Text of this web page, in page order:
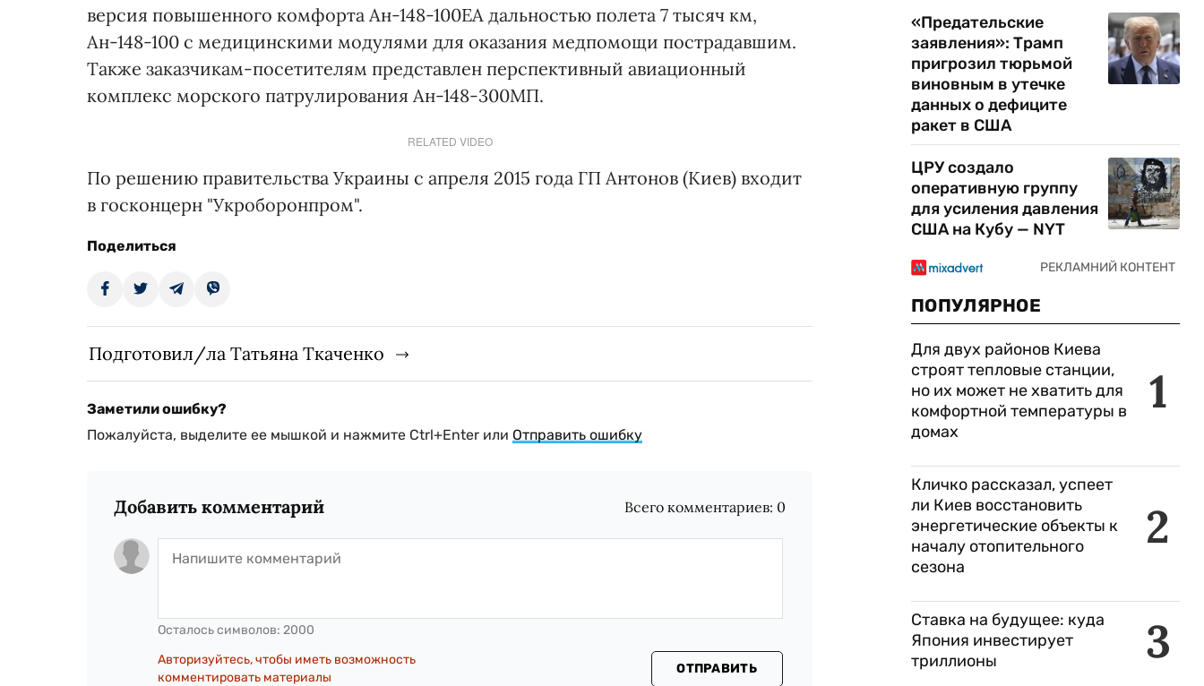
версия повышенного комфорта Ан-148-100ЕА дальностью полета 7 тысяч км,
Ан-148-100 с медицинскими модулями для оказания медпомощи пострадавшим.
Также заказчикам-посетителям представлен перспективный авиационный
комплекс морского патрулирования Ан-148-300МП.
RELATED VIDEO
По решению правительства Украины с апреля 2015 года ГП Антонов (Киев) входит
в госконцерн "Укроборонпром".
Поделиться
Подготовил/ла Татьяна Ткаченко
Заметили ошибку?
Пожалуйста, выделите ее мышкой и нажмите Ctrl+Enter или Отправить ошибку
Добавить комментарий Всего комментариев: 0
Осталось символов: 2000
Авторизуйтесь, чтобы иметь возможность
комментировать материалы
ОТПРАВИТЬ
«Предательские
заявления»: Трамп
пригрозил тюрьмой
виновным в утечке
данных о дефиците
ракет в США
ЦРУ создало
оперативную группу
для усиления давления
США на Кубу — NYT
ПОПУЛЯРНОЕ
1
Для двух районов Киева
строят тепловые станции,
но их может не хватить для
комфортной температуры в
домах
2
Кличко рассказал, успеет
ли Киев восстановить
энергетические объекты к
началу отопительного
сезона
3
Ставка на будущее: куда
Япония инвестирует
триллионы